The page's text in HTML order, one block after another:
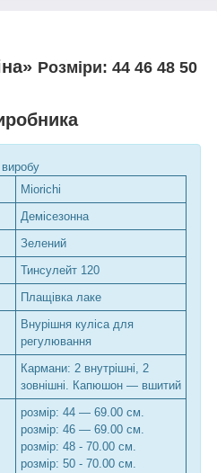
Розміри: 44 46 48 50
виробу
Miorichi
Демісезонна
Зелений
Тинсулейт 120
Плащівка лаке
Внурішня куліса для
регулювання
Кармани: 2 внутрішні, 2
зовнішні. Капюшон — вшитий
розмір: 44 — 69.00 см.
розмір: 46 — 69.00 см.
розмір: 48 - 70.00 см.
розмір: 50 - 70.00 см.